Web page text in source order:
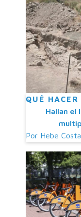
QUÉ HACER
Hallan el
Por Hebe Costa